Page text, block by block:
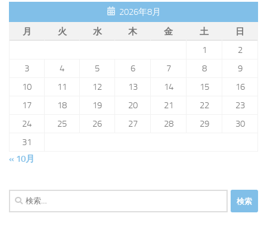
2026年8月
月
火 水 木 金 土
日
1
2
3
4 5 6 7 8
9
10
11 12 13 14 15
16
17
18 19 20 21 22
23
24
25 26 27 28 29
30
31
« 10月
検
索: